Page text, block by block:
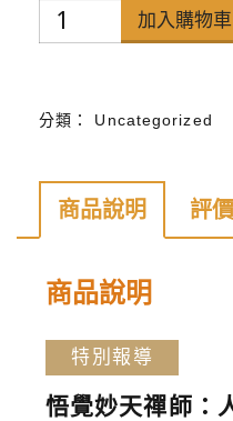
禪
天
雜
第
204
期
加入購物車
分類： Uncategorized
商品說明 評
商品說明
特別報導
悟覺妙天禪師：